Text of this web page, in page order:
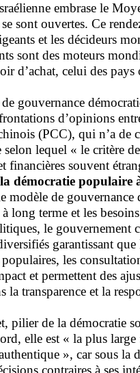
embrase le
sont ouvertes. Ce
et les décideurs
sont des moteurs
d’achat, celui des
gouvernance
d’opinions
(PCC), qui n’a
lequel « le critère
souvent
démocratie populaire
de gouvernance
long terme et les
le
garantissant
les
et permettent des
la transparence et la
pilier de la démocratie
elle est « la plus
», car sous
contraires à ses